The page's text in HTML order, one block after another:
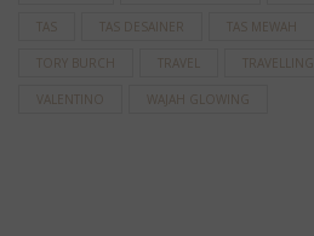
TAS TAS DESAINER TAS MEWAH
TORY BURCH TRAVEL TRAVELLING
VALENTINO WAJAH GLOWING